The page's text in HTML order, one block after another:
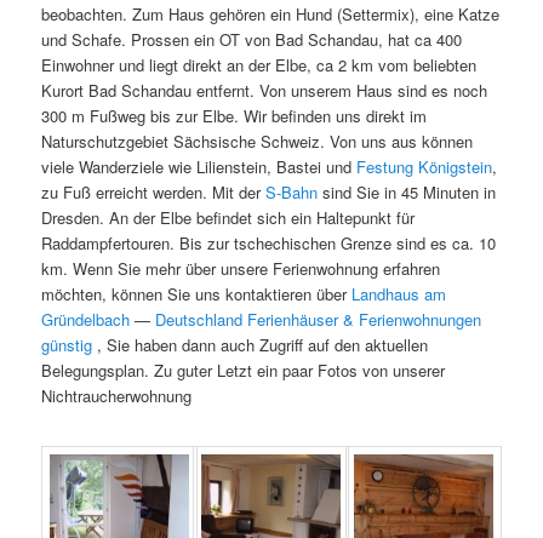
beobachten. Zum Haus gehören ein Hund (Settermix), eine Katze
und Schafe. Prossen ein OT von Bad Schandau, hat ca 400
Einwohner und liegt direkt an der Elbe, ca 2 km vom beliebten
Kurort Bad Schandau entfernt. Von unserem Haus sind es noch
300 m Fußweg bis zur Elbe. Wir befinden uns direkt im
Naturschutzgebiet Sächsische Schweiz. Von uns aus können
viele Wanderziele wie Lilienstein, Bastei und Festung Königstein,
zu Fuß erreicht werden. Mit derS-Bahn sind Sie in 45 Minuten in
Dresden. An der Elbe befindet sich ein Haltepunkt für
Raddampfertouren. Bis zur tschechischen Grenze sind es ca. 10
km. Wenn Sie mehr über unsere Ferienwohnung erfahren
möchten, können Sie uns kontaktieren über Landhaus am
Gründelbach — Deutschland Ferienhäuser & Ferienwohnungen
günstig , Sie haben dann auch Zugriff auf den aktuellen
Belegungsplan. Zu guter Letzt ein paar Fotos von unserer
Nichtraucherwohnung